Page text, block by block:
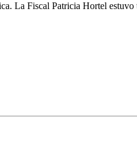
La Fiscal Patricia Hortel